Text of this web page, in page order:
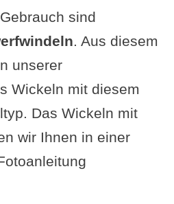
sind
. Aus diesem
unserer
Wickeln mit diesem
Das Wickeln mit
wir Ihnen in einer